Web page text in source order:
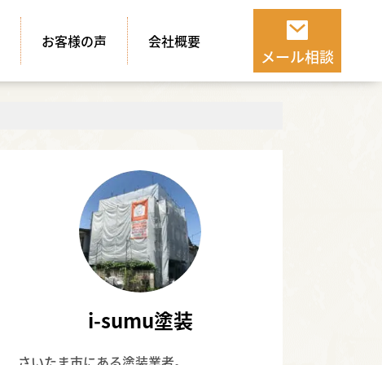
お客様の声 会社概要
メール相談
i-sumu塗装